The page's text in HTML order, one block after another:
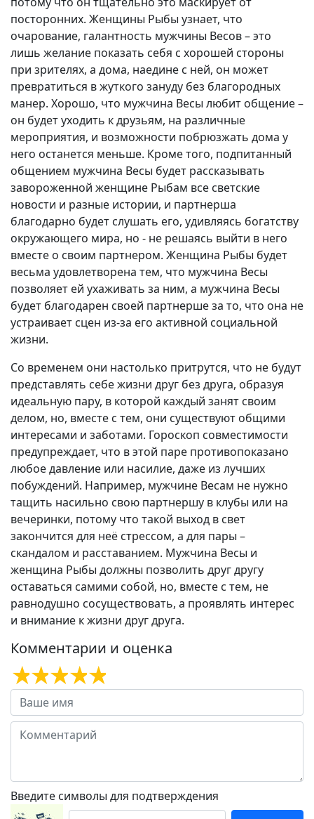
посторонних. Женщины Рыбы узнает, что
очарование, галантность мужчины Весов – это
лишь желание показать себя с хорошей стороны
при зрителях, а дома, наедине с ней, он может
превратиться в жуткого зануду без благородных
манер. Хорошо, что мужчина Весы любит общение –
он будет уходить к друзьям, на различные
мероприятия, и возможности побрюзжать дома у
него останется меньше. Кроме того, подпитанный
общением мужчина Весы будет рассказывать
завороженной женщине Рыбам все светские
новости и разные истории, и партнерша
благодарно будет слушать его, удивляясь богатству
окружающего мира, но - не решаясь выйти в него
вместе о своим партнером. Женщина Рыбы будет
весьма удовлетворена тем, что мужчина Весы
позволяет ей ухаживать за ним, а мужчина Весы
будет благодарен своей партнерше за то, что она не
устраивает сцен из-за его активной социальной
жизни.
Со временем они настолько притрутся, что не будут
представлять себе жизни друг без друга, образуя
идеальную пару, в которой каждый занят своим
делом, но, вместе с тем, они существуют общими
интересами и заботами. Гороскоп совместимости
предупреждает, что в этой паре противопоказано
любое давление или насилие, даже из лучших
побуждений. Например, мужчине Весам не нужно
тащить насильно свою партнершу в клубы или на
вечеринки, потому что такой выход в свет
закончится для неё стрессом, а для пары –
скандалом и расставанием. Мужчина Весы и
женщина Рыбы должны позволить друг другу
оставаться самими собой, но, вместе с тем, не
равнодушно сосуществовать, а проявлять интерес
и внимание к жизни друг друга.
Комментарии и оценка
Введите символы для подтверждения